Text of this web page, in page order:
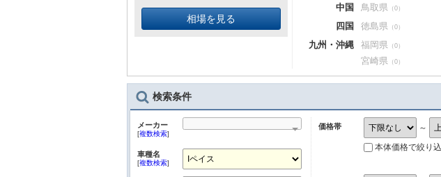
相場を見る
中国 鳥取県 （0）
四国 徳島県 （0）
九州・沖縄 福岡県 （0）
宮崎県 （0）
検索条件
メーカー
[複数検索]
車種名
[複数検索]
価格帯 ～
本体価格で絞り